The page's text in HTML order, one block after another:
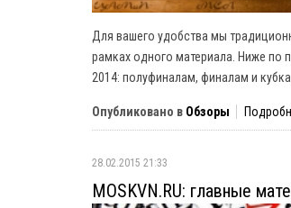
Для вашего удобства мы
рамках одного материала. Ниже
2014: полуфиналам, финалам и
Опубликовано в Обзоры
28.02.2015 21:33
MOSKVN.RU: главные